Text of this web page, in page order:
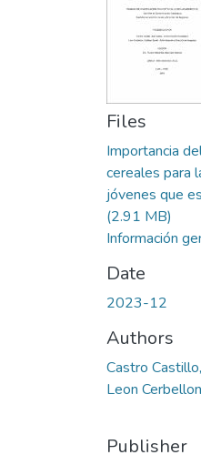
Files
Importancia
cereales para
jóvenes que
(2.91 MB)
Información
Date
2023-12
Authors
Castro
Leon
Publisher